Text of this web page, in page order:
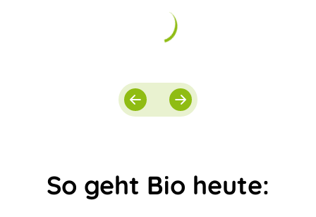
So geht Bio heute: